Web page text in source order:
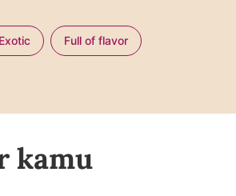
Exotic Full of flavor
kamu